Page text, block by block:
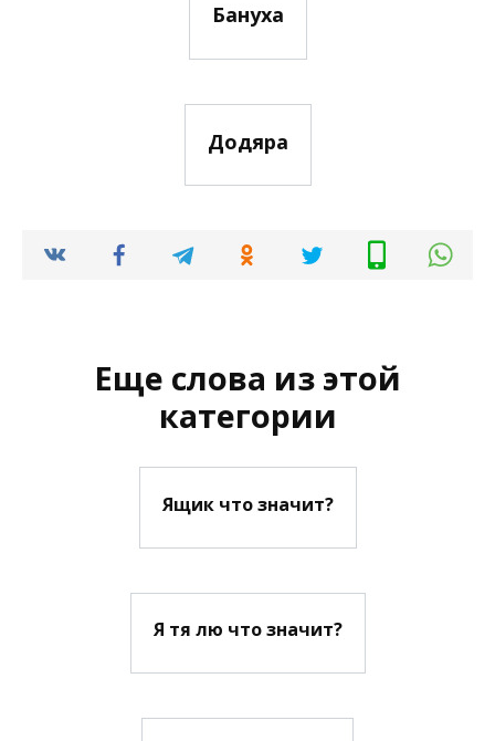
Бануха
Додяра
Еще слова из этой
категории
Ящик что значит?
Я тя лю что значит?